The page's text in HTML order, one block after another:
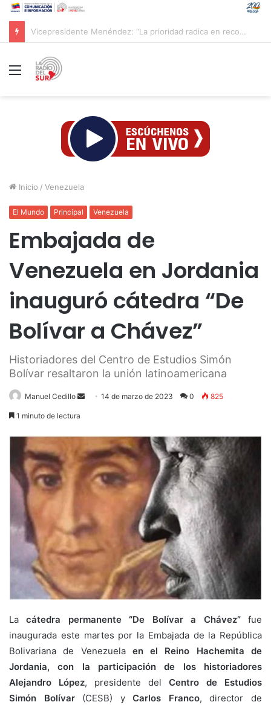
CAC 2026: Venezolano Ricardo Montes de Oca conquista Oro en salto con pértiga
Menú
Inicio / Venezuela
El Mundo Principal Venezuela
Embajada de
Venezuela en Jordania
inauguró cátedra “De
Bolívar a Chávez”
Historiadores del Centro de Estudios Simón
Bolívar resaltaron la unión latinoamericana
Manuel Cedillo
Send14 de marzo de 2023 0 825
1 minuto de lectura
Lacátedra permanente “De Bolívar a Chávez”fue
inaugurada este martes por la Embajada de la República
Bolivariana de Venezuela en el Reino Hachemita de
Jordania, con la participación de los historiadores
Alejandro López, presidente del Centro de Estudios
Simón Bolívar(CESB) yCarlos Franco, director de